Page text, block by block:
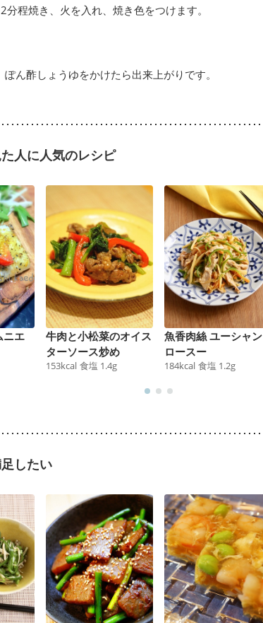
分程焼き、火を入れ、焼き色をつけます。
ぽん酢しょうゆをかけたら出来上がりです。
人に人気のレシピ
ニエ
牛肉と小松菜のオイス
ターソース炒め
153kcal 食塩 1.4g
魚香肉絲 ユーシャン
ロースー
184kcal 食塩 1.2g
したい